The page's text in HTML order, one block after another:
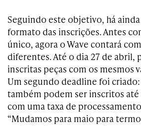
Seguindo este objetivo, há
formato das inscrições. Antes
único, agora o Wave contará
diferentes. Até o dia 27 de abril,
inscritas peças com os mesmos
Um segundo deadline foi
também podem ser inscritos até
com uma taxa de
“Mudamos para maio para